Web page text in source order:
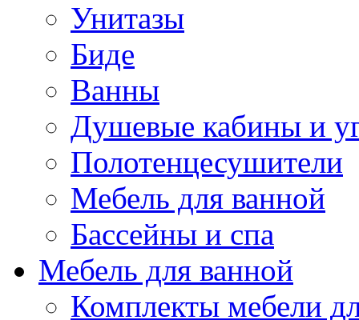
Унитазы
Биде
Ванны
Душевые кабины и
Полотенцесушители
Мебель для ванной
Бассейны и спа
Мебель для ванной
Комплекты мебели